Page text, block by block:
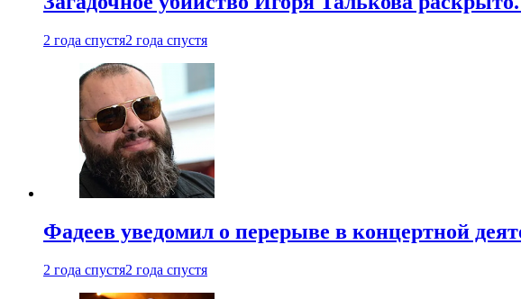
2 года спустя2 года спустя
Фадеев уведомил о перерыве в концертной
2 года спустя2 года спустя